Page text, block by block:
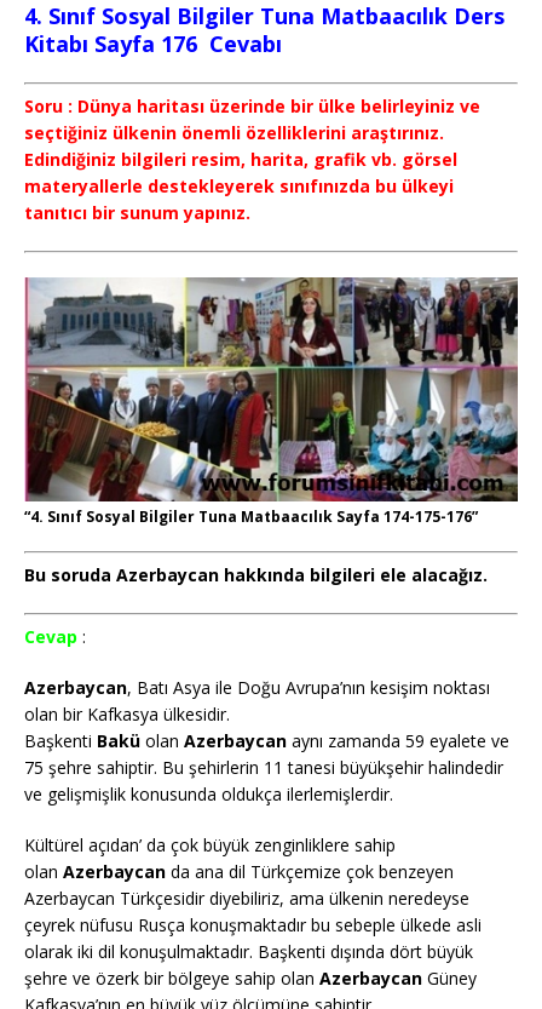
4. Sınıf Sosyal Bilgiler Tuna Matbaacılık Ders
Kitabı Sayfa 176 Cevabı
Soru : Dünya haritası üzerinde bir ülke belirleyiniz ve
seçtiğiniz ülkenin önemli özelliklerini araştırınız.
Edindiğiniz bilgileri resim, harita, grafik vb. görsel
materyallerle destekleyerek sınıfınızda bu ülkeyi
tanıtıcı bir sunum yapınız.
“4. Sınıf Sosyal Bilgiler Tuna Matbaacılık Sayfa 174-175-176”
Bu soruda Azerbaycan hakkında bilgileri ele alacağız.
Cevap :
Azerbaycan, Batı Asya ile Doğu Avrupa’nın kesişim noktası
olan bir Kafkasya ülkesidir.
Başkenti Bakü olan Azerbaycan aynı zamanda 59 eyalete ve
75 şehre sahiptir. Bu şehirlerin 11 tanesi büyükşehir halindedir
ve gelişmişlik konusunda oldukça ilerlemişlerdir.
Kültürel açıdan’ da çok büyük zenginliklere sahip
olan Azerbaycan da ana dil Türkçemize çok benzeyen
Azerbaycan Türkçesidir diyebiliriz, ama ülkenin neredeyse
çeyrek nüfusu Rusça konuşmaktadır bu sebeple ülkede asli
olarak iki dil konuşulmaktadır. Başkenti dışında dört büyük
şehre ve özerk bir bölgeye sahip olan Azerbaycan Güney